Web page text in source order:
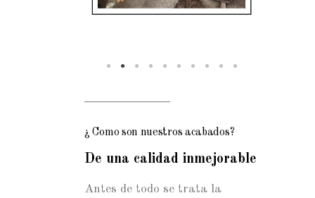
¿ Como son nuestros acabados?
De una calidad inmejorable
Antes de todo se trata la